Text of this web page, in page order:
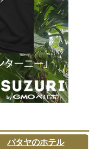
パタヤのホテル